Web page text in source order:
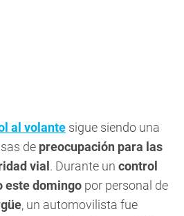
al volante sigue siendo una
de preocupación para las
vial . Durante un control
este domingo por personal de
, un automovilista fue